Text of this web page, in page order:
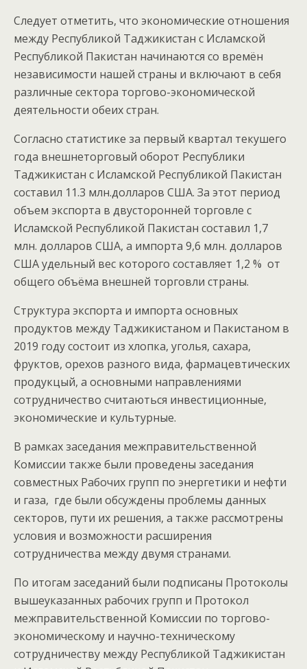
Следует отметить, что экономические отношения
между Республикой Таджикистан с Исламской
Республикой Пакистан начинаются со времён
независимости нашей страны и включают в себя
различные сектора торгово-экономической
деятельности обеих стран.
Согласно статистике за первый квартал текушего
года внешнеторговый оборот Республики
Таджикистан с Исламской Республикой Пакистан
составил 11.3 млн.долларов США. За этот период
объем экспорта в двусторонней торговле с
Исламской Республикой Пакистан составил 1,7
млн. долларов США, а импорта 9,6 млн. долларов
США удельный вес которого составляет 1,2 % от
общего объёма внешней торговли страны.
Структура экспорта и импорта основных
продуктов между Таджикистаном и Пакистаном в
2019 году состоит из хлопка, уголья, сахара,
фруктов, орехов разного вида, фармацевтических
продукцый, а основными направлениями
сотрудничество считаються инвестиционные,
экономические и культурные.
В рамках заседания межправительственной
Комиссии также были проведены заседания
совместных Рабочих групп по энергетики и нефти
и газа, где были обсуждены проблемы данных
секторов, пути их решения, а также рассмотрены
условия и возможности расширения
сотрудничества между двумя странами.
По итогам заседаний были подписаны Протоколы
вышеуказанных рабочих групп и Протокол
межправительственной Комиссии по торгово-
экономическому и научно-техническому
сотрудничеству между Республикой Таджикистан